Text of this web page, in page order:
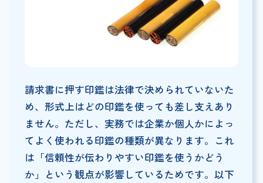
請求書に押す印鑑は法律で決められていないた
め、形式上はどの印鑑を使っても差し支えあり
ません。ただし、実務では企業か個人かによっ
てよく使われる印鑑の種類が異なります。これ
は「信頼性が伝わりやすい印鑑を使うかどう
か」という観点が影響しているためです。以下